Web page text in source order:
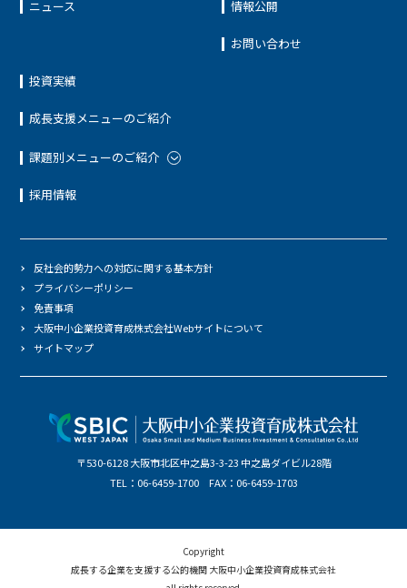
ニュース
投資実績
成長支援メニューのご紹介
課題別メニューのご紹介
採用情報
情報公開
お問い合わせ
〒530-6128 大阪市北区中之島3-3-23 中之島ダイビル28階
TEL：06-6459-1700 FAX：06-6459-1703
反社会的勢力への対応に関する基本方針
プライバシーポリシー
免責事項
大阪中小企業投資育成株式会社Webサイトについて
サイトマップ
Copyright
成長する企業を支援する公的機関 大阪中小企業投資育成株式会社